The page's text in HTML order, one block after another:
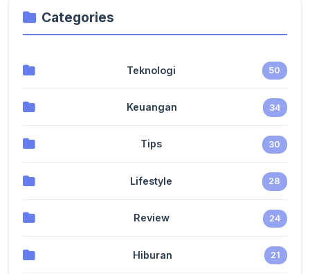
Categories
Teknologi 50
Keuangan 34
Tips 30
Lifestyle 28
Review 24
Hiburan 21